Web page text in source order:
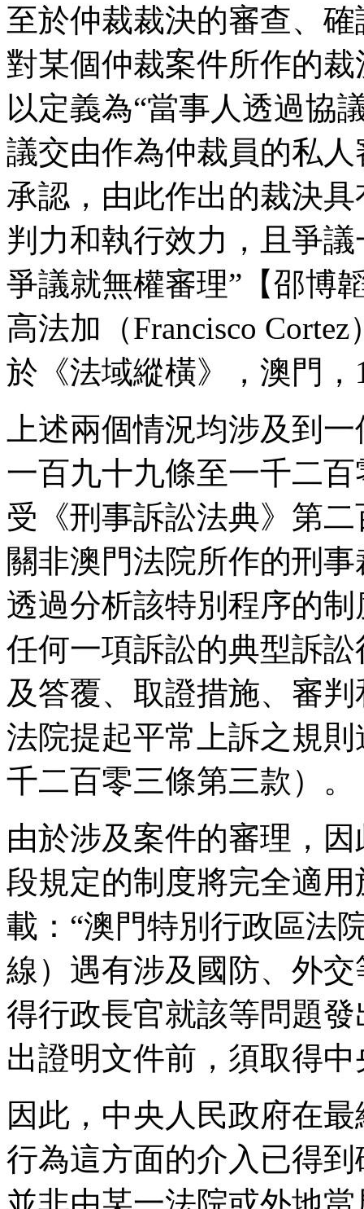
至於仲裁裁決的審查、
對某個仲裁案件所作的
以定義為“當事人透過協
議交由作為仲裁員的私
承認，由此作出的裁決
判力和執行效力，且爭
爭議就無權審理”【邵博
高法加（Francisco
於《法域縱橫》，澳門
上述兩個情況均涉及到
一百九十九條至一千二
受《刑事訴訟法典》第
關非澳門法院所作的刑
透過分析該特別程序的
任何一項訴訟的典型訴
及答覆、取證措施、審
法院提起平常上訴之規
千二百零三條第三款）。
由於涉及案件的審理，
段規定的制度將完全適
載：“澳門特別行政區法
線）遇有涉及國防、外
得行政長官就該等問題
出證明文件前，須取得
因此，中央人民政府在
行為這方面的介入已得